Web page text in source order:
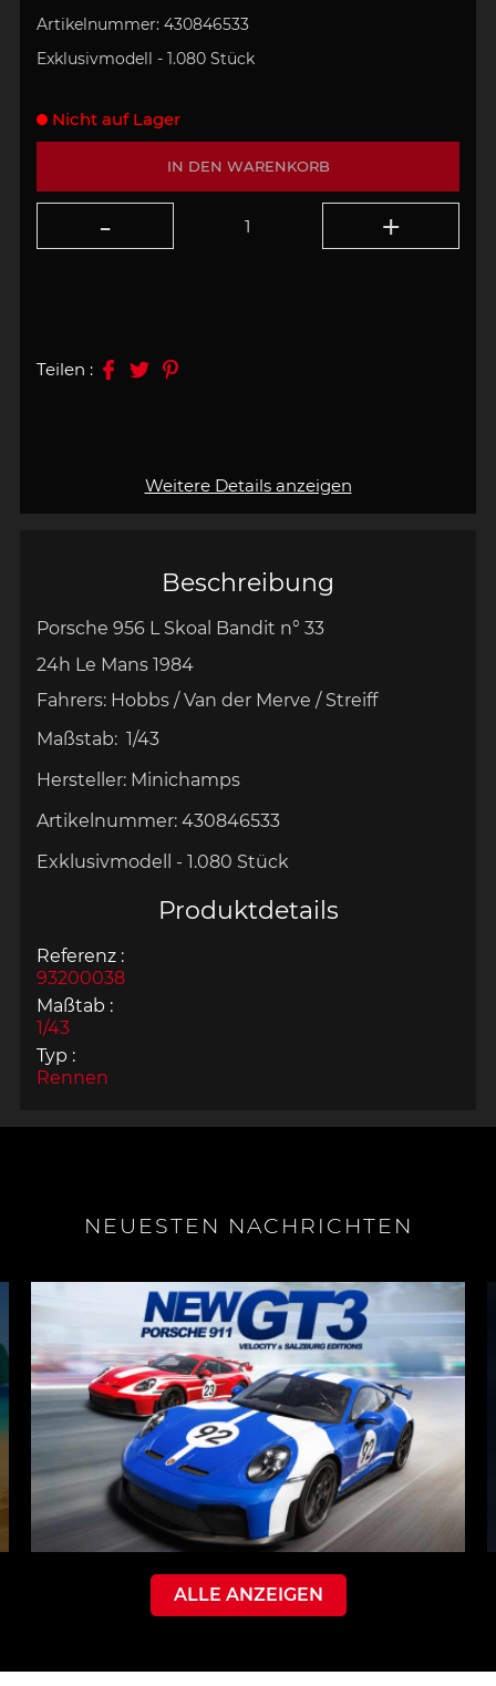
Beschreibung
Porsche 956 L Skoal Bandit n° 33
24h Le Mans 1984
Fahrers: Hobbs / Van der Merve / Streiff
Maßstab: 1/43
Hersteller: Minichamps
Artikelnummer: 430846533
Exklusivmodell - 1.080 Stück
Produktdetails
Referenz :
93200038
Maßtab :
1/43
Typ :
Rennen
Artikelnummer: 430846533
Exklusivmodell - 1.080 Stück
Weitere Details anzeigen
IN DEN WARENKORB
Nicht auf Lager
Teilen :
NEUESTEN NACHRICHTEN
ALLE ANZEIGEN